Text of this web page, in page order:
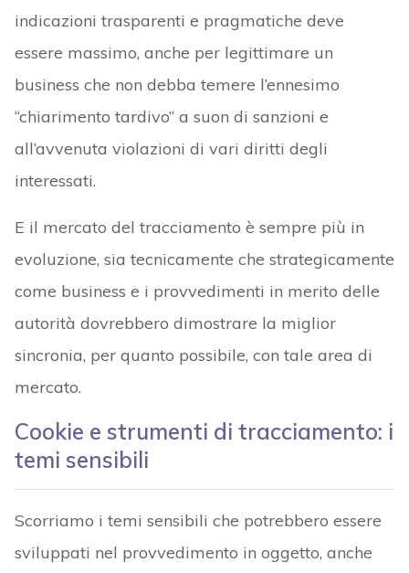
indicazioni trasparenti e pragmatiche deve
essere massimo, anche per legittimare un
business che non debba temere l’ennesimo
“chiarimento tardivo” a suon di sanzioni e
all’avvenuta violazioni di vari diritti degli
interessati.
E il mercato del tracciamento è sempre più in
evoluzione, sia tecnicamente che strategicamente
come business e i provvedimenti in merito delle
autorità dovrebbero dimostrare la miglior
sincronia, per quanto possibile, con tale area di
mercato.
Cookie e strumenti di tracciamento: i
temi sensibili
Scorriamo i temi sensibili che potrebbero essere
sviluppati nel provvedimento in oggetto, anche